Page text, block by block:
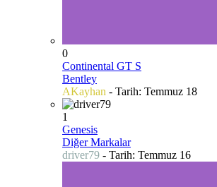
0
Continental GT S
Bentley
AKayhan - Tarih: Temmuz 18
1
Genesis
Diğer Markalar
driver79 - Tarih: Temmuz 16